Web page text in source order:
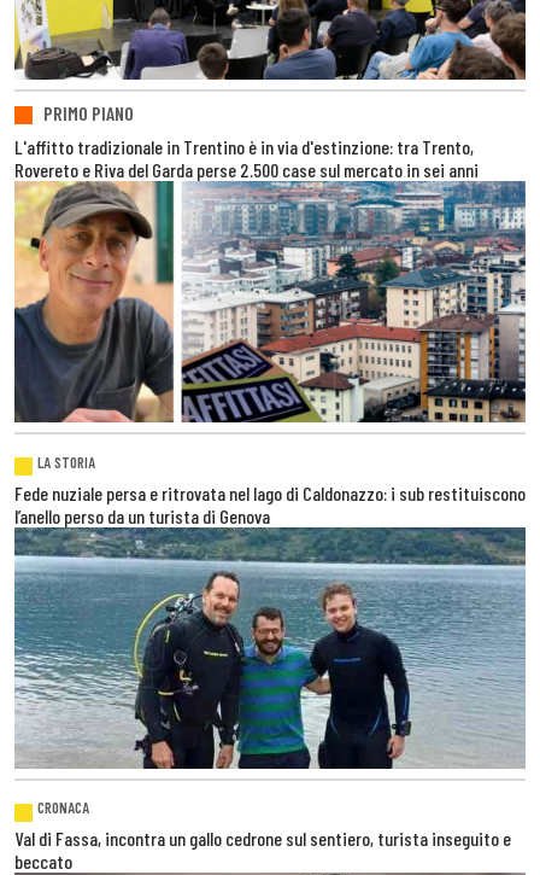
PRIMO PIANO
L'affitto tradizionale in Trentino è in via d'estinzione: tra Trento,
Rovereto e Riva del Garda perse 2.500 case sul mercato in sei anni
LA STORIA
Fede nuziale persa e ritrovata nel lago di Caldonazzo: i sub restituiscono
l’anello perso da un turista di Genova
CRONACA
Val di Fassa, incontra un gallo cedrone sul sentiero, turista inseguito e
beccato